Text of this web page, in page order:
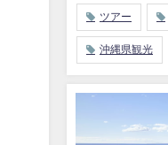
ツアー
沖縄県観光